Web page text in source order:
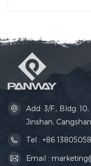
Add: 3/F., Bldg.
Jinshan,
Tel : +86
Email :